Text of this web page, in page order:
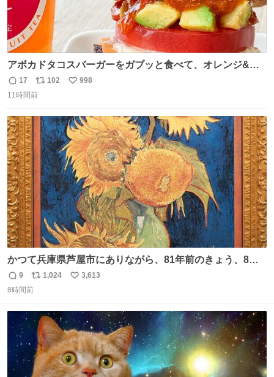
アボカドタコスバーガーをガブッと食べて、オレンジ&パ
ッションフルーツティーをグビッと飲んで、またアボカド
タコスバーガーをガブッと食べて、またオレンジ＆パッシ
返
信
17
リ
ポ
ト
数
102
い
数
998
11時間前
かつて兵庫県芦屋市にありながら、81年前のきょう、8月6
日の阪神大空襲の折に残念ながら焼失した、 #ゴッホ の幻
の「 #ヒマワリ 」。 当館は、東京都にある武者小路実篤記
り陶板で原寸大に再現し、2014年より展示しています。 #
大塚国際美術館
返
信
9
リ
ポ
ト
数
1,024
い
数
3,613
8時間前